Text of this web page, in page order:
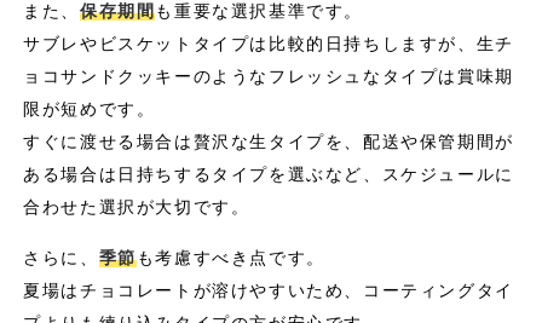
また、 保存期間も重要な選択基準です。
サブレやビスケットタイプは比較的日持ちしますが、生チ
ョコサンドクッキーのようなフレッシュなタイプは賞味期
限が短めです。
すぐに渡せる場合は贅沢な生タイプを、配送や保管期間が
ある場合は日持ちするタイプを選ぶなど、スケジュールに
合わせた選択が大切です。
さらに、 季節も考慮すべき点です。
夏場はチョコレートが溶けやすいため、コーティングタイ